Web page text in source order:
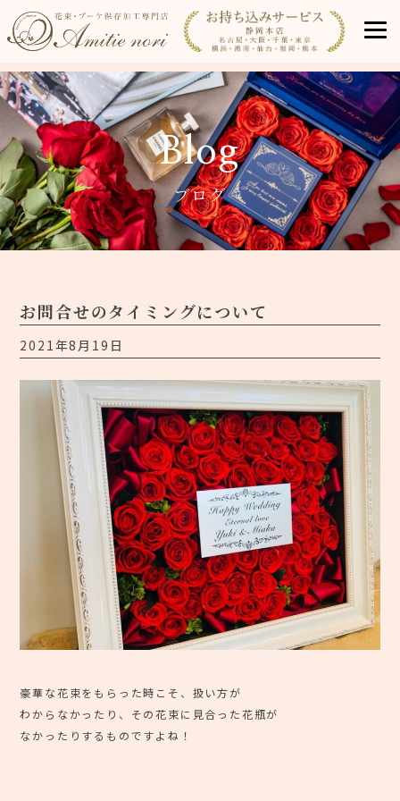
Blog
ブログ
お問合せのタイミングについて
2021年8月19日
豪華な花束をもらった時こそ、扱い方が
わからなかったり、その花束に見合った花瓶が
なかったりするものですよね！